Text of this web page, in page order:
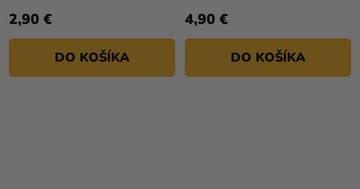
2,90 €
DO KOŠÍKA
4,90 €
DO KOŠÍKA